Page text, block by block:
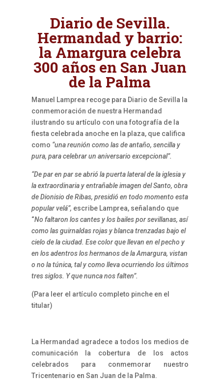
Diario de Sevilla.
Hermandad y barrio:
la Amargura celebra
300 años en San Juan
de la Palma
Manuel Lamprea recoge para Diario de Sevilla la
conmemoración de nuestra Hermandad
ilustrando su artículo con una fotografía de la
fiesta celebrada anoche en la plaza, que califica
como “una reunión como las de antaño, sencilla y
pura, para celebrar un aniversario excepcional”.
“De par en par se abrió la puerta lateral de la iglesia y
la extraordinaria y entrañable imagen del Santo, obra
de Dionisio de Ribas, presidió en todo momento esta
popular velá”, escribe Lamprea, señalando que
“No faltaron los cantes y los bailes por sevillanas, así
como las guirnaldas rojas y blanca trenzadas bajo el
cielo de la ciudad. Ese color que llevan en el pecho y
en los adentros los hermanos de la Amargura, vistan
o no la túnica, tal y como lleva ocurriendo los últimos
tres siglos. Y que nunca nos falten”.
(Para leer el artículo completo pinche en el
titular)
La Hermandad agradece a todos los medios de
comunicación la cobertura de los actos
celebrados para conmemorar nuestro
Tricentenario en San Juan de la Palma.